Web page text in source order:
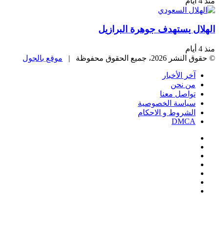
يستهدف جوهرة البرازيل
جميع الحقوق محفوظة | موقع بالجول
الأخبار
نحن
معنا
الخصوصية
و الاحكام